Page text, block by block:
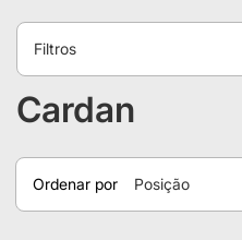
Cardan
Ordenar por Posição
Filtros